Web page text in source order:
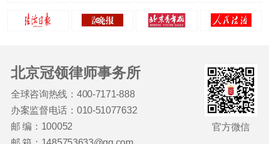
北京冠领律师事务所
全球咨询热线：400-7171-888
办案监督电话：010-51077632
邮 编：100052
官方微信